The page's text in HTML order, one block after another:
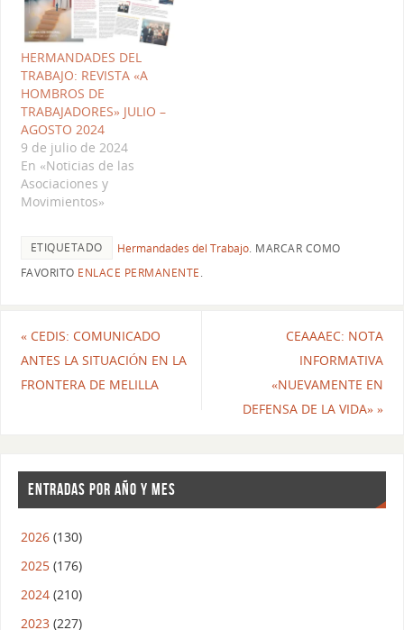
HERMANDADES DEL
TRABAJO: REVISTA «A
HOMBROS DE
TRABAJADORES» JULIO –
AGOSTO 2024
9 de julio de 2024
En «Noticias de las
Asociaciones y
Movimientos»
ETIQUETADO Hermandades del Trabajo. MARCAR COMO
FAVORITO ENLACE PERMANENTE.
«CEDIS: COMUNICADO
ANTES LA SITUACIÓN EN LA
FRONTERA DE MELILLA
CEAAAEC: NOTA
INFORMATIVA
«NUEVAMENTE EN
DEFENSA DE LA VIDA»»
ENTRADAS POR AÑO Y MES
2026(130)
2025(176)
2024(210)
2023(227)